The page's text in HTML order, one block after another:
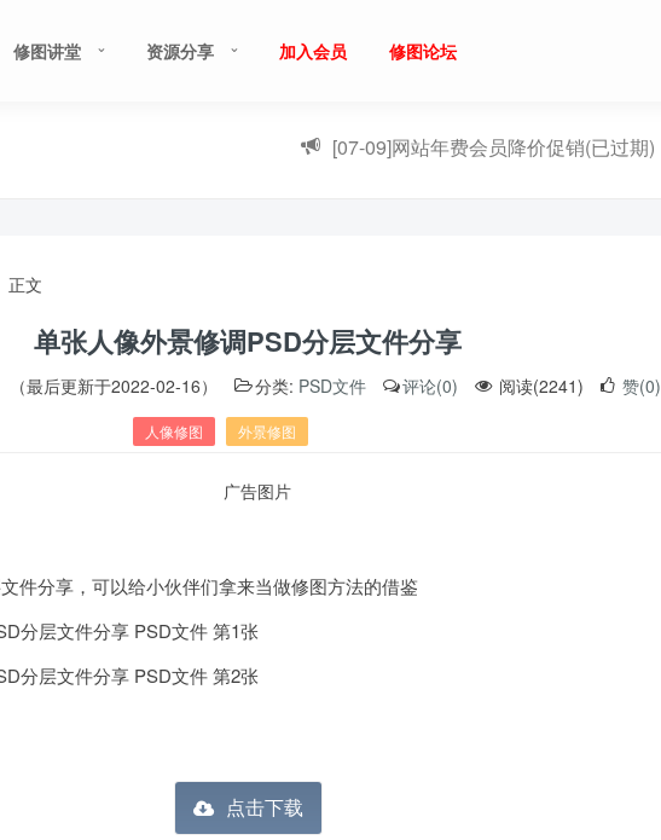
修图讲堂 资源分享 加入会员 修图论坛
[07-09]网站年费会员降价促销(已过期)
正文
单张人像外景修调PSD分层文件分享
（最后更新于2022-02-16） 分类: PSD文件 评论(0) 阅读(2241) 赞(0)
人像修图 外景修图
件分享，可以给小伙伴们拿来当做修图方法的借鉴
点击下载